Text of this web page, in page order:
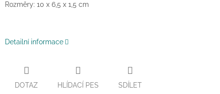
Rozměry: 10 x 6,5 x 1,5 cm
Detailní informace
DOTAZ HLÍDACÍ PES SDÍLET